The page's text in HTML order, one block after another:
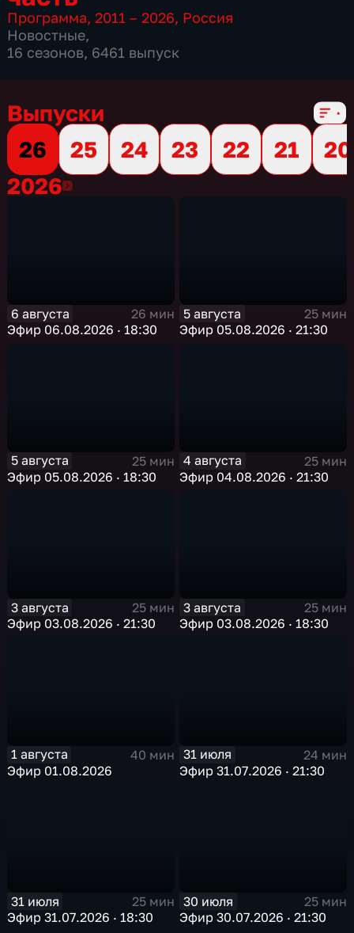
Программа,2011 – 2026, Россия
Новостные,
16 сезонов, 6461 выпуск
Выпуски
26
25 24 23 22 21
20
20262026
6 августа
26 мин
Эфир 06.08.2026 · 18:30
5 августа
25 мин
Эфир 05.08.2026 · 21:30
5 августа
25 мин
Эфир 05.08.2026 · 18:30
4 августа
25 мин
Эфир 04.08.2026 · 21:30
3 августа
25 мин
Эфир 03.08.2026 · 21:30
3 августа
25 мин
Эфир 03.08.2026 · 18:30
1 августа
40 мин
Эфир 01.08.2026
31 июля
24 мин
Эфир 31.07.2026 · 21:30
31 июля
25 мин
Эфир 31.07.2026 · 18:30
30 июля
25 мин
Эфир 30.07.2026 · 21:30